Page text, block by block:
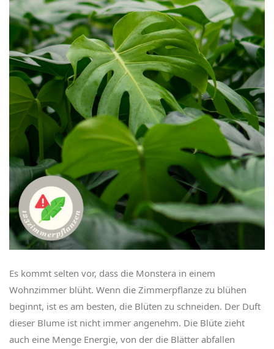
Es kommt selten vor, dass die Monstera in einem
Wohnzimmer blüht. Wenn die Zimmerpflanze zu blühen
beginnt, ist es am besten, die Blüten zu schneiden. Der Duft
dieser Blume ist nicht immer angenehm. Die Blüte zieht
auch eine Menge Energie, von der die Blätter abfallen